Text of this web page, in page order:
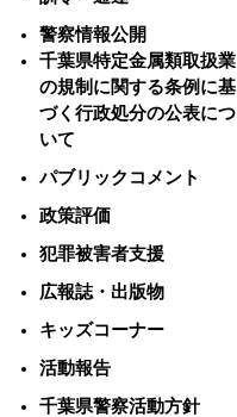
警察情報公開
千葉県特定金属類取扱業
の規制に関する条例に基
づく行政処分の公表につ
いて
パブリックコメント
政策評価
犯罪被害者支援
広報誌・出版物
キッズコーナー
活動報告
千葉県警察活動方針